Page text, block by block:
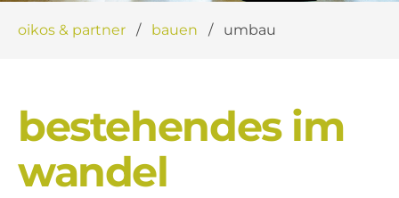
oikos & partner bauen umbau
bestehendes im
wandel